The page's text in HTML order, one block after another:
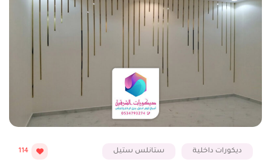
ديكورات داخلية ستانلس ستيل 114